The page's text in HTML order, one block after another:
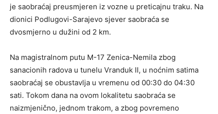
je saobraćaj preusmjeren iz vozne u preticajnu traku. Na
dionici Podlugovi-Sarajevo sjever saobraća se
dvosmjerno u dužini od 2 km.
Na magistralnom putu M-17 Zenica-Nemila zbog
sanacionih radova u tunelu Vranduk II, u noćnim satima
saobraćaj se obustavlja u vremenu od 00:30 do 04:30
sati. Tokom dana na ovom lokalitetu saobraća se
naizmjenično, jednom trakom, a zbog povremeno